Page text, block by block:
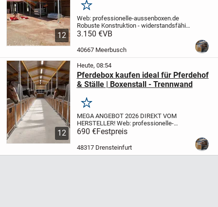
12
Weidehütte
Merken
Web: professionelle-aussenboxen.de
Robuste Konstruktion - widerstandsfähig
gegen hohe Schnee und Windlasten
Entdecken Sie noch heute unser Angebot!
3.150 €VB
40667 Meerbusch
12
Heute, 08:54
Pferdebox kaufen ideal für Pferdehof
& Ställe | Boxenstall - Trennwand
Merken
MEGA ANGEBOT 2026 DIREKT VOM
HERSTELLER! Web: professionelle-
aussenboxen.de (Frontmodell LONDON |
ROME | BARCELONA)
Kiefernbretter, braun gestrichen
690 €Festpreis
48317 Drensteinfurt